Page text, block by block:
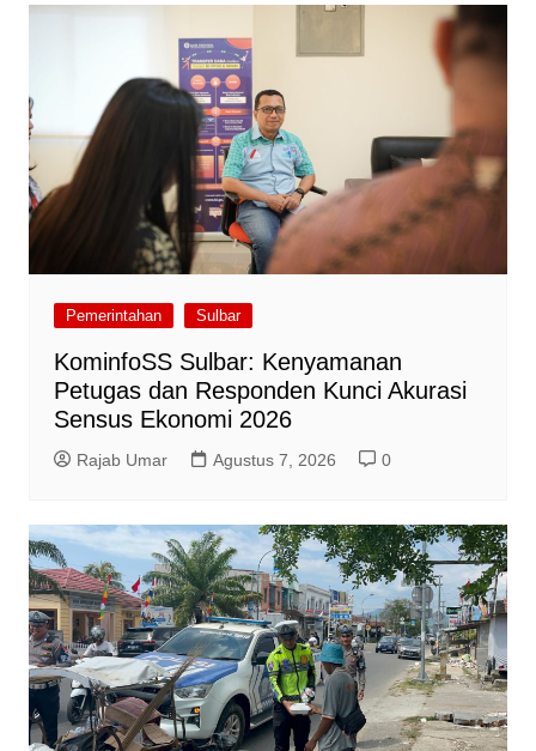
Pemerintahan Sulbar
KominfoSS Sulbar: Kenyamanan
Petugas dan Responden Kunci Akurasi
Sensus Ekonomi 2026
Rajab Umar Agustus 7, 2026 0